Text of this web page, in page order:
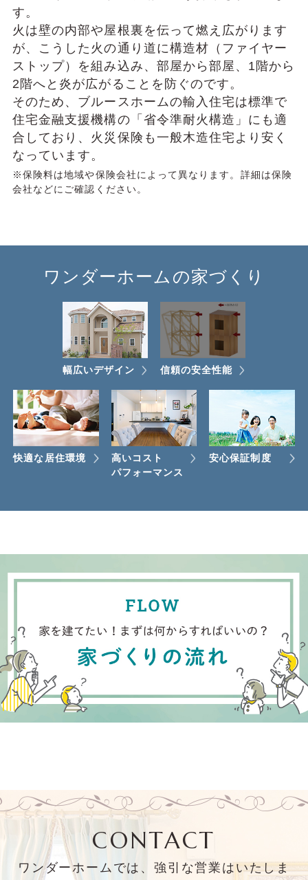
す。
⽕は壁の内部や屋根裏を伝って燃え広がります
が、こうした⽕の通り道に構造材（ファイヤー
ストップ）を組み込み、部屋から部屋、1階から
2階へと炎が広がることを防ぐのです。
そのため、ブルースホームの輸⼊住宅は標準で
住宅⾦融⽀援機構の「省令準耐⽕構造」にも適
合しており、⽕災保険も⼀般⽊造住宅より安く
なっています。
※保険料は地域や保険会社によって異なります。詳細は保険
会社などにご確認ください。
ワンダーホームの家づくり
幅広いデザイン 信頼の安全性能
快適な居住環境
高いコスト
パフォーマンス
安心保証制度
CONTACT
ワンダーホームでは、強引な営業はいたしま